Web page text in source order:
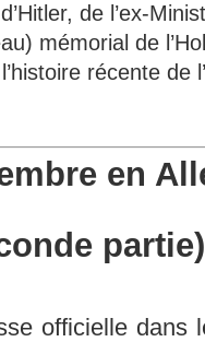
de l’ex-
mémorial de
récente de
en
partie)
officielle dans